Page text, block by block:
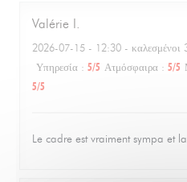
Valérie I
2026-07-15 - 12:30 - καλεσμένοι
Υπηρεσία : 5/5 Ατμόσφαιρα : 5/5
5/5
Le cadre est vraiment sympa et